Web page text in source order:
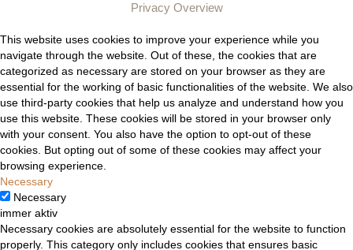
Privacy Overview
This website uses cookies to improve your experience while you
navigate through the website. Out of these, the cookies that are
categorized as necessary are stored on your browser as they are
essential for the working of basic functionalities of the website. We also
use third-party cookies that help us analyze and understand how you
use this website. These cookies will be stored in your browser only
with your consent. You also have the option to opt-out of these
cookies. But opting out of some of these cookies may affect your
browsing experience.
Necessary
Necessary
immer aktiv
Necessary cookies are absolutely essential for the website to function
properly. This category only includes cookies that ensures basic